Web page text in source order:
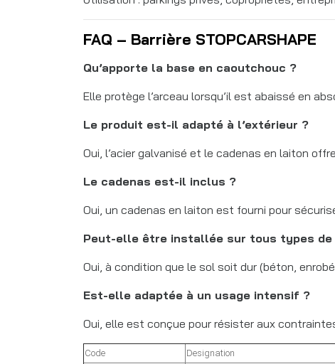
FAQ – Barrière STOPCARSHAPE
Qu’apporte la base en caoutchouc ?
Elle protège l’arceau lorsqu’il est abaissé en
Le produit est-il adapté à l’extérieur ?
Oui, l’acier galvanisé et le cadenas en laiton
Le cadenas est-il inclus ?
Oui, un cadenas en laiton est fourni pour
Peut-elle être installée sur tous types de
Oui, à condition que le sol soit dur (béton,
Est-elle adaptée à un usage intensif ?
Oui, elle est conçue pour résister aux
Code Designation